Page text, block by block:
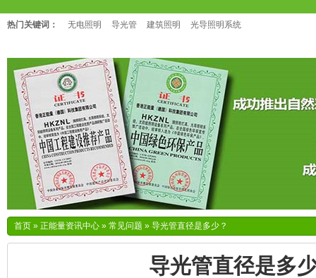
热门关键词： 无电照明 导光管 建筑照明 光导照明系统
首页 » 正能量资讯中心 » 常见问题 » 导光管直径是多少？
导光管直径是多